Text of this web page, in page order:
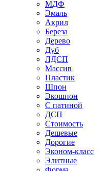
МДФ
Эмаль
Акрил
Береза
Дерево
Дуб
ЛДСП
Массив
Пластик
Шпон
Экошпон
С патиной
ДСП
Стоимость
Дешевые
Дорогие
Эконом-класс
Элитные